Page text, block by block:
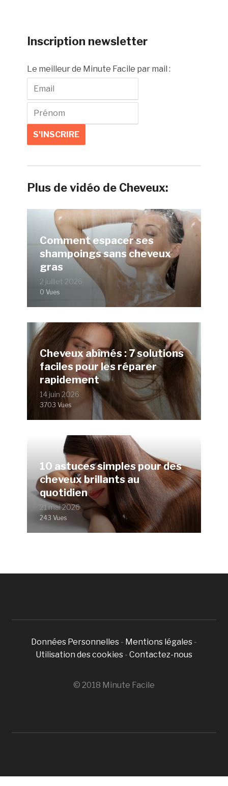
Inscription newsletter
Le meilleur de Minute Facile par mail :
Plus de vidéo de Cheveux:
Comment espacer ses
shampoings sans cheveux
gras
2 juillet 2026
0 Vues
Cheveux abîmés : 7 solutions
faciles pour les réparer
rapidement
14 juin 2026
3703 Vues
10 astuces simples pour des
cheveux brillants au
quotidien
21 mai 2026
243 Vues
Données Personnelles - Mentions légales -
Utilisation des cookies - Contactez-nous
© 2018 Minute Facile